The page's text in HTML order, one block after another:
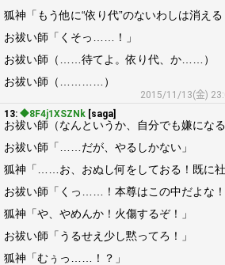
狐神「もう他に“依り代”のないわしは消え
お祓い師「くそっ……！」
お祓い師（……待てよ。依り代、か……）
お祓い師（…………）
2015/11/13(金)
13: ◆8F4j1XSZNk [saga]
お祓い師（なんというか、自分でも嫌にな
お祓い師「……だが、やるしかない」
狐神「……お、おぬし何をしておる！既に社
お祓い師「くっ……！本尊はこの中だよな！
狐神「や、やめんか！火傷するぞ！」
お祓い師「うるせえ少し黙ってろ！」
狐神「むぅっ……！？」